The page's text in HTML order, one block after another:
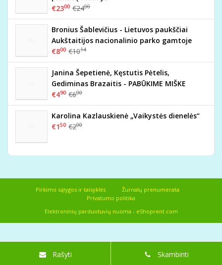
€2300 €2400
Bronius Šablevičius - Lietuvos paukščiai
Aukštaitijos nacionalinio parko gamtoje
€800 €1014
Janina Šepetienė, Kęstutis Pėtelis,
Gediminas Brazaitis - PABŪKIME MIŠKE
€490 €600
Karolina Kazlauskienė „Vaikystės dienelės“
€150 €200
Pirkimo sąlygos ir taisyklės
Žurnalų prenumerata
Privatumo politika
Elektroninių parduotuvių nuoma - eShoprent.com
Rašyti Skambinti